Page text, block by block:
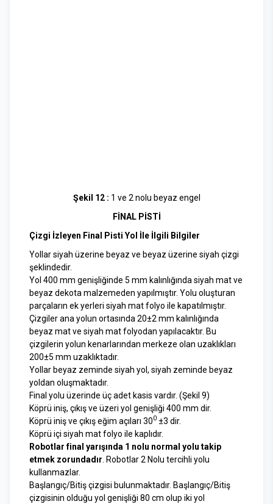
Şekil 12 : 1 ve 2 nolu beyaz engel
FİNAL PİSTİ
Çizgi İzleyen Final Pisti Yol İle İlgili Bilgiler
Yollar siyah üzerine beyaz ve beyaz üzerine siyah çizgi
şeklindedir.
Yol 400 mm genişliğinde 5 mm kalınlığında siyah mat ve
beyaz dekota malzemeden yapılmıştır. Yolu oluşturan
parçaların ek yerleri siyah mat folyo ile kapatılmıştır.
Çizgiler ana yolun ortasında 20±2 mm kalınlığında
beyaz mat ve siyah mat folyodan yapılacaktır. Bu
çizgilerin yolun kenarlarından merkeze olan uzaklıkları
200±5 mm uzaklıktadır.
Yollar beyaz zeminde siyah yol, siyah zeminde beyaz
yoldan oluşmaktadır.
Final yolu üzerinde üç adet kasis vardır. (Şekil 9)
Köprü iniş, çıkış ve üzeri yol genişliği 400 mm dir.
Köprü iniş ve çıkış eğim açıları 300 ±3 dir.
Köprü içi siyah mat folyo ile kaplıdır.
Robotlar final yarışında 1 nolu normal yolu takip
etmek zorundadır . Robotlar 2 Nolu tercihli yolu
kullanmazlar.
Başlangıç/Bitiş çizgisi bulunmaktadır. Başlangıç/Bitiş
çizgisinin olduğu yol genişliği 80 cm olup iki yol